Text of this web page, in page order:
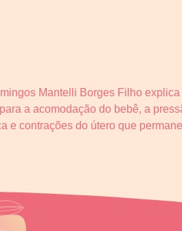
Mantelli Borges Filho
a acomodação do bebê, a
e contrações do útero que